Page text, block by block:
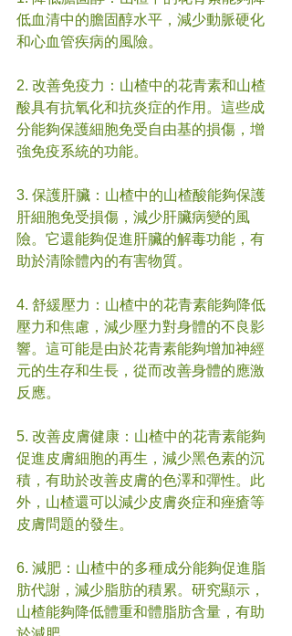
低血清中的膽固醇水平，減少動脈硬化
和心血管疾病的風險。
2. 改善免疫力：山楂中的花青素和山楂
酸具有抗氧化和抗炎症的作用。這些成
分能夠保護細胞免受自由基的損傷，增
強免疫系統的功能。
3. 保護肝臟：山楂中的山楂酸能夠保護
肝細胞免受損傷，減少肝臟病變的風
險。它還能夠促進肝臟的解毒功能，有
助於清除體內的有害物質。
4. 舒緩壓力：山楂中的花青素能夠降低
壓力和焦慮，減少壓力對身體的不良影
響。這可能是由於花青素能夠增加神經
元的生存和生長，從而改善身體的應激
反應。
5. 改善皮膚健康：山楂中的花青素能夠
促進皮膚細胞的再生，減少黑色素的沉
積，有助於改善皮膚的色澤和彈性。此
外，山楂還可以減少皮膚炎症和痤瘡等
皮膚問題的發生。
6. 減肥：山楂中的多種成分能夠促進脂
肪代謝，減少脂肪的積累。研究顯示，
山楂能夠降低體重和體脂肪含量，有助